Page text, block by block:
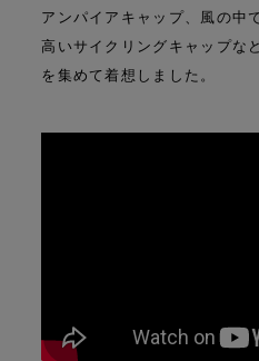
アンパイアキャップ、風の中
高いサイクリングキャップな
を集めて着想しました。